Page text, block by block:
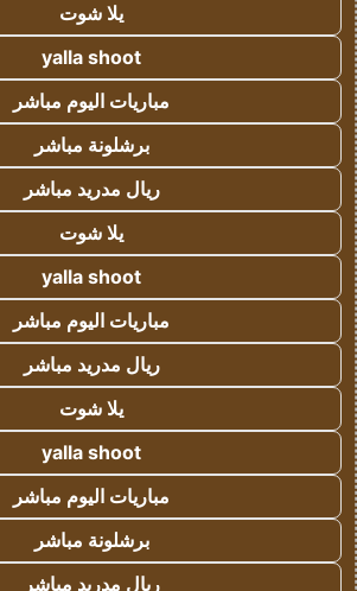
يلا شوت
yalla shoot
مباريات اليوم مباشر
برشلونة مباشر
ريال مدريد مباشر
يلا شوت
yalla shoot
مباريات اليوم مباشر
ريال مدريد مباشر
يلا شوت
yalla shoot
مباريات اليوم مباشر
برشلونة مباشر
ريال مدريد مباشر